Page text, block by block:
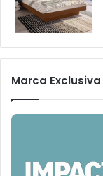
Marca Exclusiva